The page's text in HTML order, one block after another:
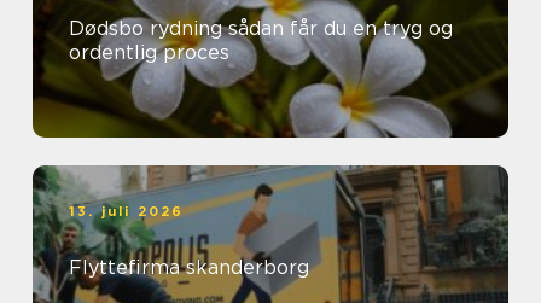
Dødsbo rydning sådan får du en tryg og
ordentlig proces
13. juli 2026
Flyttefirma skanderborg